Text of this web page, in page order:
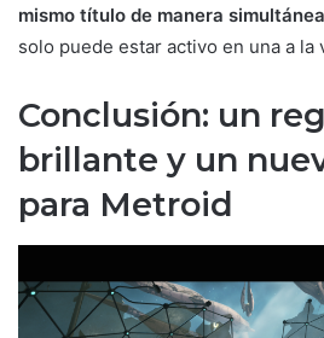
mismo título de manera
solo puede estar activo en una a la
Conclusión: un
brillante y un
para Metroid